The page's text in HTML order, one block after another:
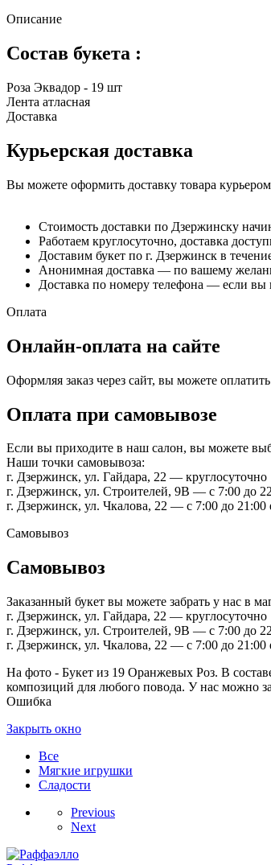
Описание
Состав букета :
Роза Эквадор - 19 шт
Лента атласная
Доставка
Курьерская доставка
Вы можете оформить доставку товара
Стоимость доставки по Дзержинску
Работаем круглосуточно, доставка
Доставим букет по г. Дзержинск в
Анонимная доставка — по вашему
Доставка по номеру телефона — если вы
Оплата
Онлайн-оплата на сайте
Оформляя заказ через сайт, вы можете
Оплата при самовывозе
Если вы приходите в наш салон, вы можете
Наши точки самовывоза:
г. Дзержинск, ул. Гайдара, 22 — круглосуточно
г. Дзержинск, ул. Строителей, 9В — с 7:00 до
г. Дзержинск, ул. Чкалова, 22 — с 7:00 до 21:00
Самовывоз
Самовывоз
Заказанный букет вы можете забрать у нас в
г. Дзержинск, ул. Гайдара, 22 — круглосуточно
г. Дзержинск, ул. Строителей, 9В — с 7:00 до
г. Дзержинск, ул. Чкалова, 22 — с 7:00 до 21:00
На фото - Букет из 19 Оранжевых Роз. В
композиций для любого повода. У нас можно
Ошибка
Закрыть окно
Все
Мягкие игрушки
Сладости
Previous
Next